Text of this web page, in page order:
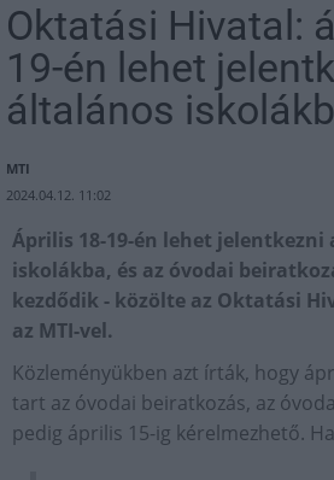
Oktatási Hivatal:
19-én lehet
általános
MTI
2024.04.12. 11:02
Április 18-19-én lehet jelentkezni
iskolákba, és az óvodai
kezdődik - közölte az Oktatási
az MTI-vel.
Közleményükben azt írták, hogy
tart az óvodai beiratkozás, az
pedig április 15-ig kérelmezhető.